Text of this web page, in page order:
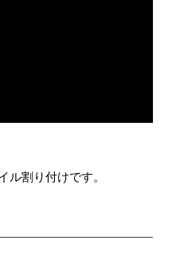
ル割り付けです。